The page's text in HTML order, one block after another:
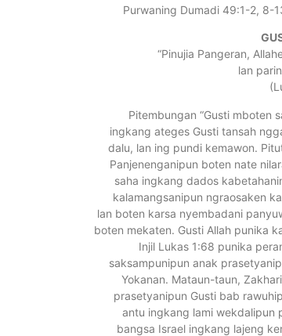
Purwaning Dumadi 49:1-2, 8-
“Pinujia Pangeran,
lan
Pitembungan “Gusti mboten
ingkang ateges Gusti tansah
dalu, lan ing pundi kemawon.
Panjenenganipun boten nate
saha ingkang dados
kalamangsanipun ngraosaken
lan boten karsa nyembadani
boten mekaten. Gusti Allah punika
Injil Lukas 1:68 punika
saksampunipun anak
Yokanan. Mataun-taun,
prasetyanipun Gusti bab
antu ingkang lami wekdalipun
bangsa Israel ingkang lajeng